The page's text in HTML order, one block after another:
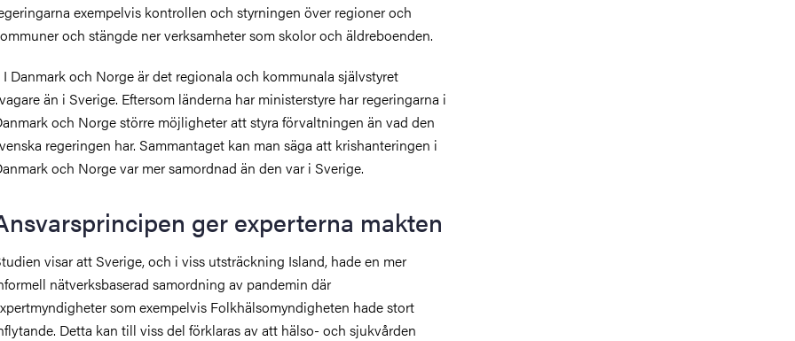
exempelvis kontrollen och styrningen över regioner och
och stängde ner verksamheter som skolor och äldreboenden.
I Danmark och Norge är det regionala och kommunala självstyret
än i Sverige. Eftersom länderna har ministerstyre har regeringarna i
och Norge större möjligheter att styra förvaltningen än vad den
regeringen har. Sammantaget kan man säga att krishanteringen i
och Norge var mer samordnad än den var i Sverige.
ger experterna makten
visar att Sverige, och i viss utsträckning Island, hade en mer
nätverksbaserad samordning av pandemin där
som exempelvis Folkhälsomyndigheten hade stort
Detta kan till viss del förklaras av att hälso- och sjukvården